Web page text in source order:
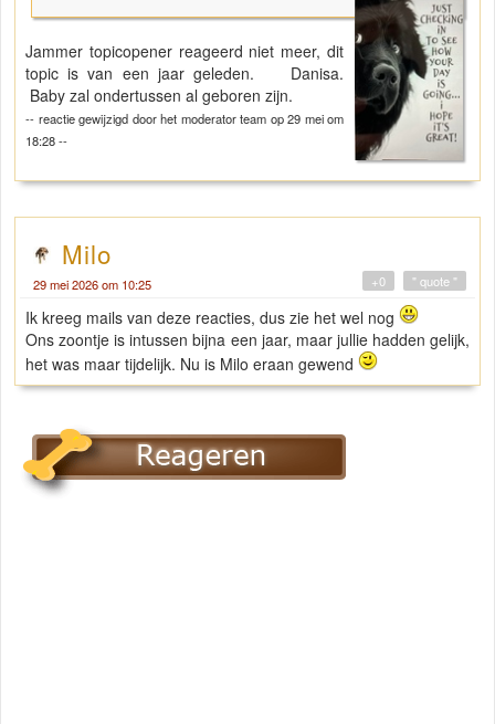
Jammer topicopener reageerd niet meer, dit
topic is van een jaar geleden. Danisa.
Baby zal ondertussen al geboren zijn.
-- reactie gewijzigd door het moderator team op 29 mei om
18:28 --
Milo
29 mei 2026 om 10:25 " quote "
+0
Ik kreeg mails van deze reacties, dus zie het wel nog
Ons zoontje is intussen bijna een jaar, maar jullie hadden gelijk,
het was maar tijdelijk. Nu is Milo eraan gewend